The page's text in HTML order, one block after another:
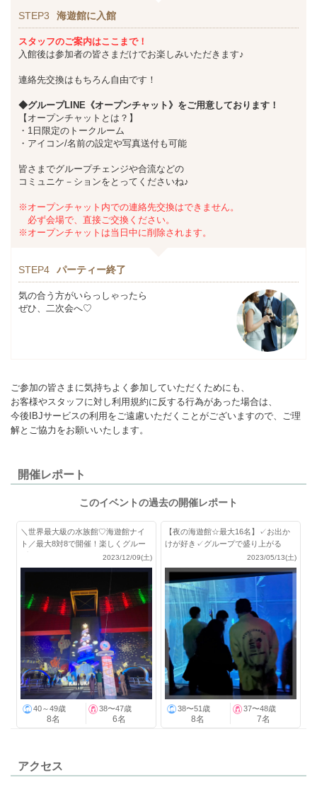
STEP3 海遊館に入館
スタッフのご案内はここまで！
入館後は参加者の皆さまだけでお楽しみいただきます♪
連絡先交換はもちろん自由です！
◆グループLINE《オープンチャット》をご用意しております！
【オープンチャットとは？】
・1日限定のトークルーム
・アイコン/名前の設定や写真送付も可能
皆さまでグループチェンジや合流などの
コミュニケ－ションをとってくださいね♪
※オープンチャット内での連絡先交換はできません。
必ず会場で、直接ご交換ください。
※オープンチャットは当日中に削除されます。
STEP4 パーティー終了
気の合う方がいらっしゃったら
ぜひ、二次会へ♡
ご参加の皆さまに気持ちよく参加していただくためにも、
お客様やスタッフに対し利用規約に反する行為があった場合は、
今後IBJサービスの利用をご遠慮いただくことがございますので、ご理
解とご協力をお願いいたします。
開催レポート
このイベントの過去の開催レポート
＼世界最大級の水族館♡海遊館ナイ
ト／最大8対8で開催！楽しくグルー
2023/12/09(土)
40～49歳
8名
38〜47歳
6名
【夜の海遊館☆最大16名】✓お出か
けが好き✓グループで盛り上がる
2023/05/13(土)
38〜51歳
8名
37〜48歳
7名
アクセス